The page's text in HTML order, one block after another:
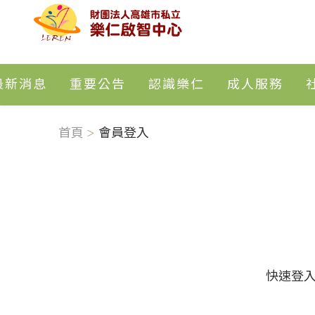
新消息 重要公告 認識樂仁 成人服務
首頁 會員登入
快速登入